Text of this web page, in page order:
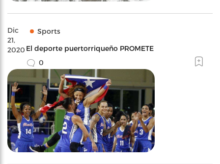
Dic
21,
2020
Sports
El deporte puertorriqueño PROMETE
0